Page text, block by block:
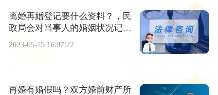
离婚再婚登记要什么资料？，民
政局会对当事人的婚姻状况记录
登记成档案吗？
2023-05-15 16:07:22
再婚有婚假吗？双方婚前财产所